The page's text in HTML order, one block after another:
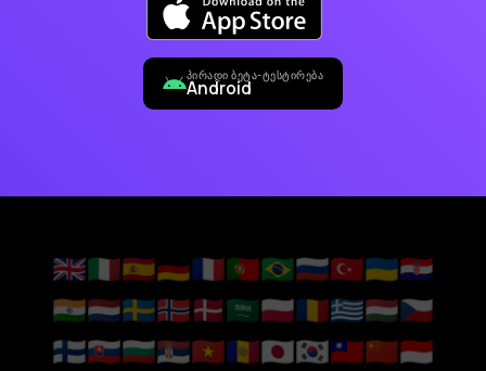
ᲞᲘᲠᲐᲓᲘ ᲑᲔᲢᲐ-ᲢᲔᲡᲢᲘᲠᲔᲑᲐ
Android
🇬🇧🇮🇹🇪🇸🇩🇪🇫🇷🇵🇹🇧🇷🇷🇺🇹🇷🇺🇦🇭🇷
🇮🇳🇳🇱🇸🇪🇳🇴🇩🇰🇸🇦🇵🇱🇷🇴🇬🇷🇭🇺🇨🇿
🇫🇮🇸🇰🇧🇬🇷🇸🇻🇳🇦🇩🇯🇵🇰🇷🇹🇼🇨🇳🇮🇩